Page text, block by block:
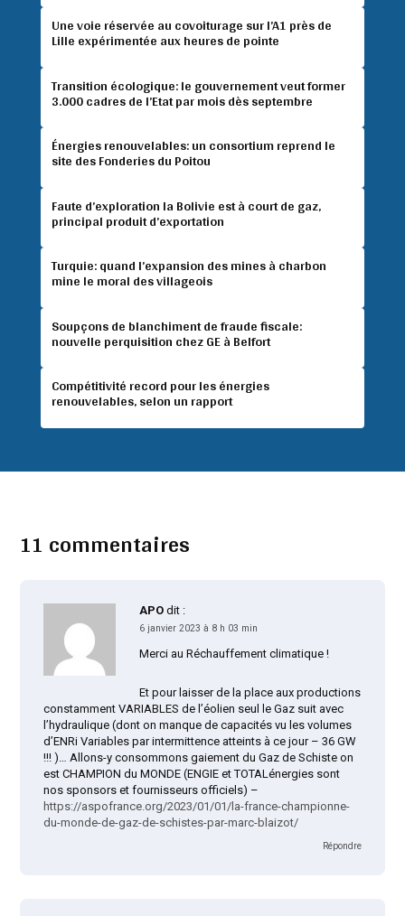
Une voie réservée au covoiturage sur l’A1 près de
Lille expérimentée aux heures de pointe
Transition écologique: le gouvernement veut former
3.000 cadres de l’Etat par mois dès septembre
Énergies renouvelables: un consortium reprend le
site des Fonderies du Poitou
Faute d’exploration la Bolivie est à court de gaz,
principal produit d’exportation
Turquie: quand l’expansion des mines à charbon
mine le moral des villageois
Soupçons de blanchiment de fraude fiscale:
nouvelle perquisition chez GE à Belfort
Compétitivité record pour les énergies
renouvelables, selon un rapport
11 commentaires
APO dit :
6 janvier 2023 à 8 h 03 min
Merci au Réchauffement climatique !
Et pour laisser de la place aux productions
constamment VARIABLES de l’éolien seul le Gaz suit avec
l’hydraulique (dont on manque de capacités vu les volumes
d’ENRi Variables par intermittence atteints à ce jour – 36 GW
!!! )… Allons-y consommons gaiement du Gaz de Schiste on
est CHAMPION du MONDE (ENGIE et TOTALénergies sont
nos sponsors et fournisseurs officiels) –
https://aspofrance.org/2023/01/01/la-france-championne-
du-monde-de-gaz-de-schistes-par-marc-blaizot/
Répondre